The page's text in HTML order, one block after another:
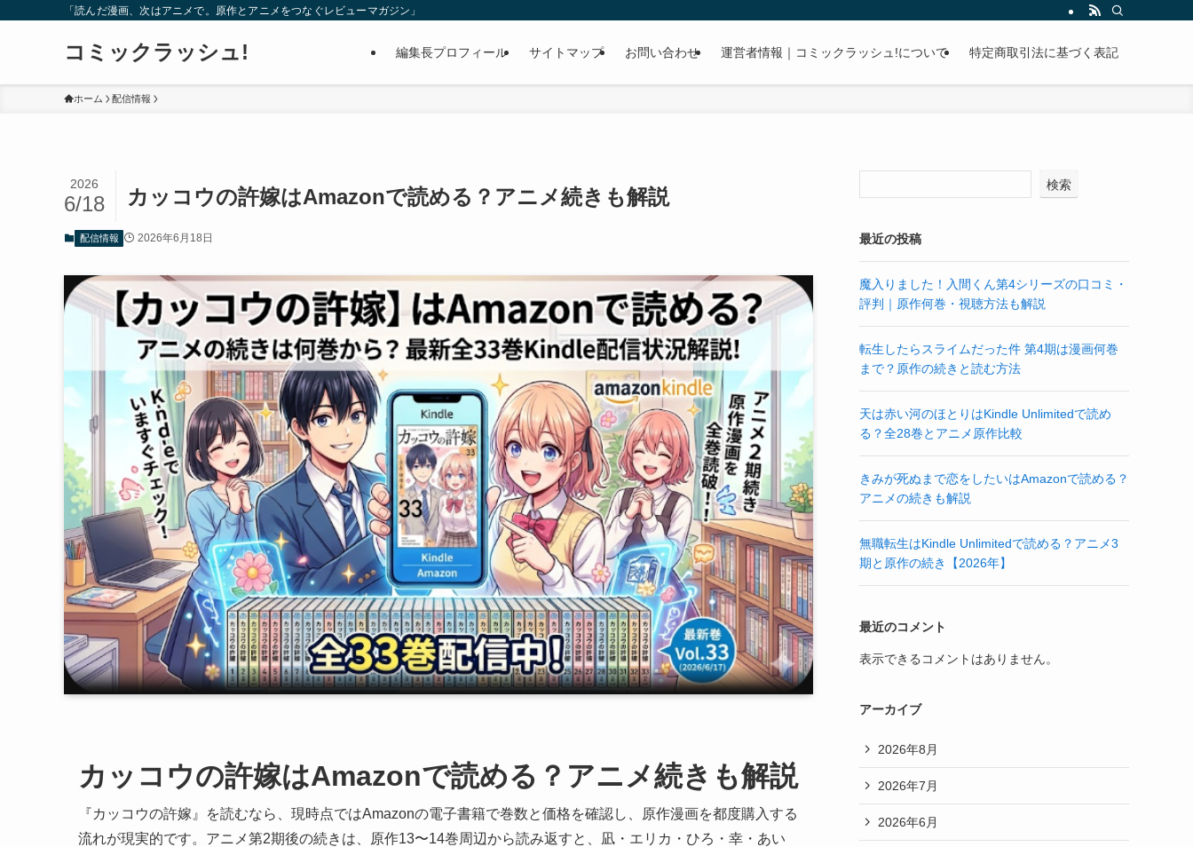
「読んだ漫画、次はアニメで。原作とアニメをつなぐレビューマガジン」
コミックラッシュ! 編集長プロフィール サイトマップ お問い合わせ 運営者情報｜コミックラッシュ!について 特定商取引法に基づく表記
ホーム 配信情報
カッコウの許嫁はAmazonで読める？アニメ続きも解説
2026
6/18
配信情報 2026年6月18日
カッコウの許嫁はAmazonで読める？アニメ続きも解説
『カッコウの許嫁』を読むなら、現時点ではAmazonの電子書籍で巻数と価格を確認し、原作漫画を都度購入する
流れが現実的です。アニメ第2期後の続きは、原作13〜14巻周辺から読み返すと、凪・エリカ・ひろ・幸・あい
検索
最近の投稿
魔入りました！入間くん第4シリーズの口コミ・
評判｜原作何巻・視聴方法も解説
転生したらスライムだった件 第4期は漫画何巻
まで？原作の続きと読む方法
天は赤い河のほとりはKindle Unlimitedで読め
る？全28巻とアニメ原作比較
きみが死ぬまで恋をしたいはAmazonで読める？
アニメの続きも解説
無職転生はKindle Unlimitedで読める？アニメ3
期と原作の続き【2026年】
最近のコメント
表示できるコメントはありません。
アーカイブ
2026年8月
2026年7月
2026年6月